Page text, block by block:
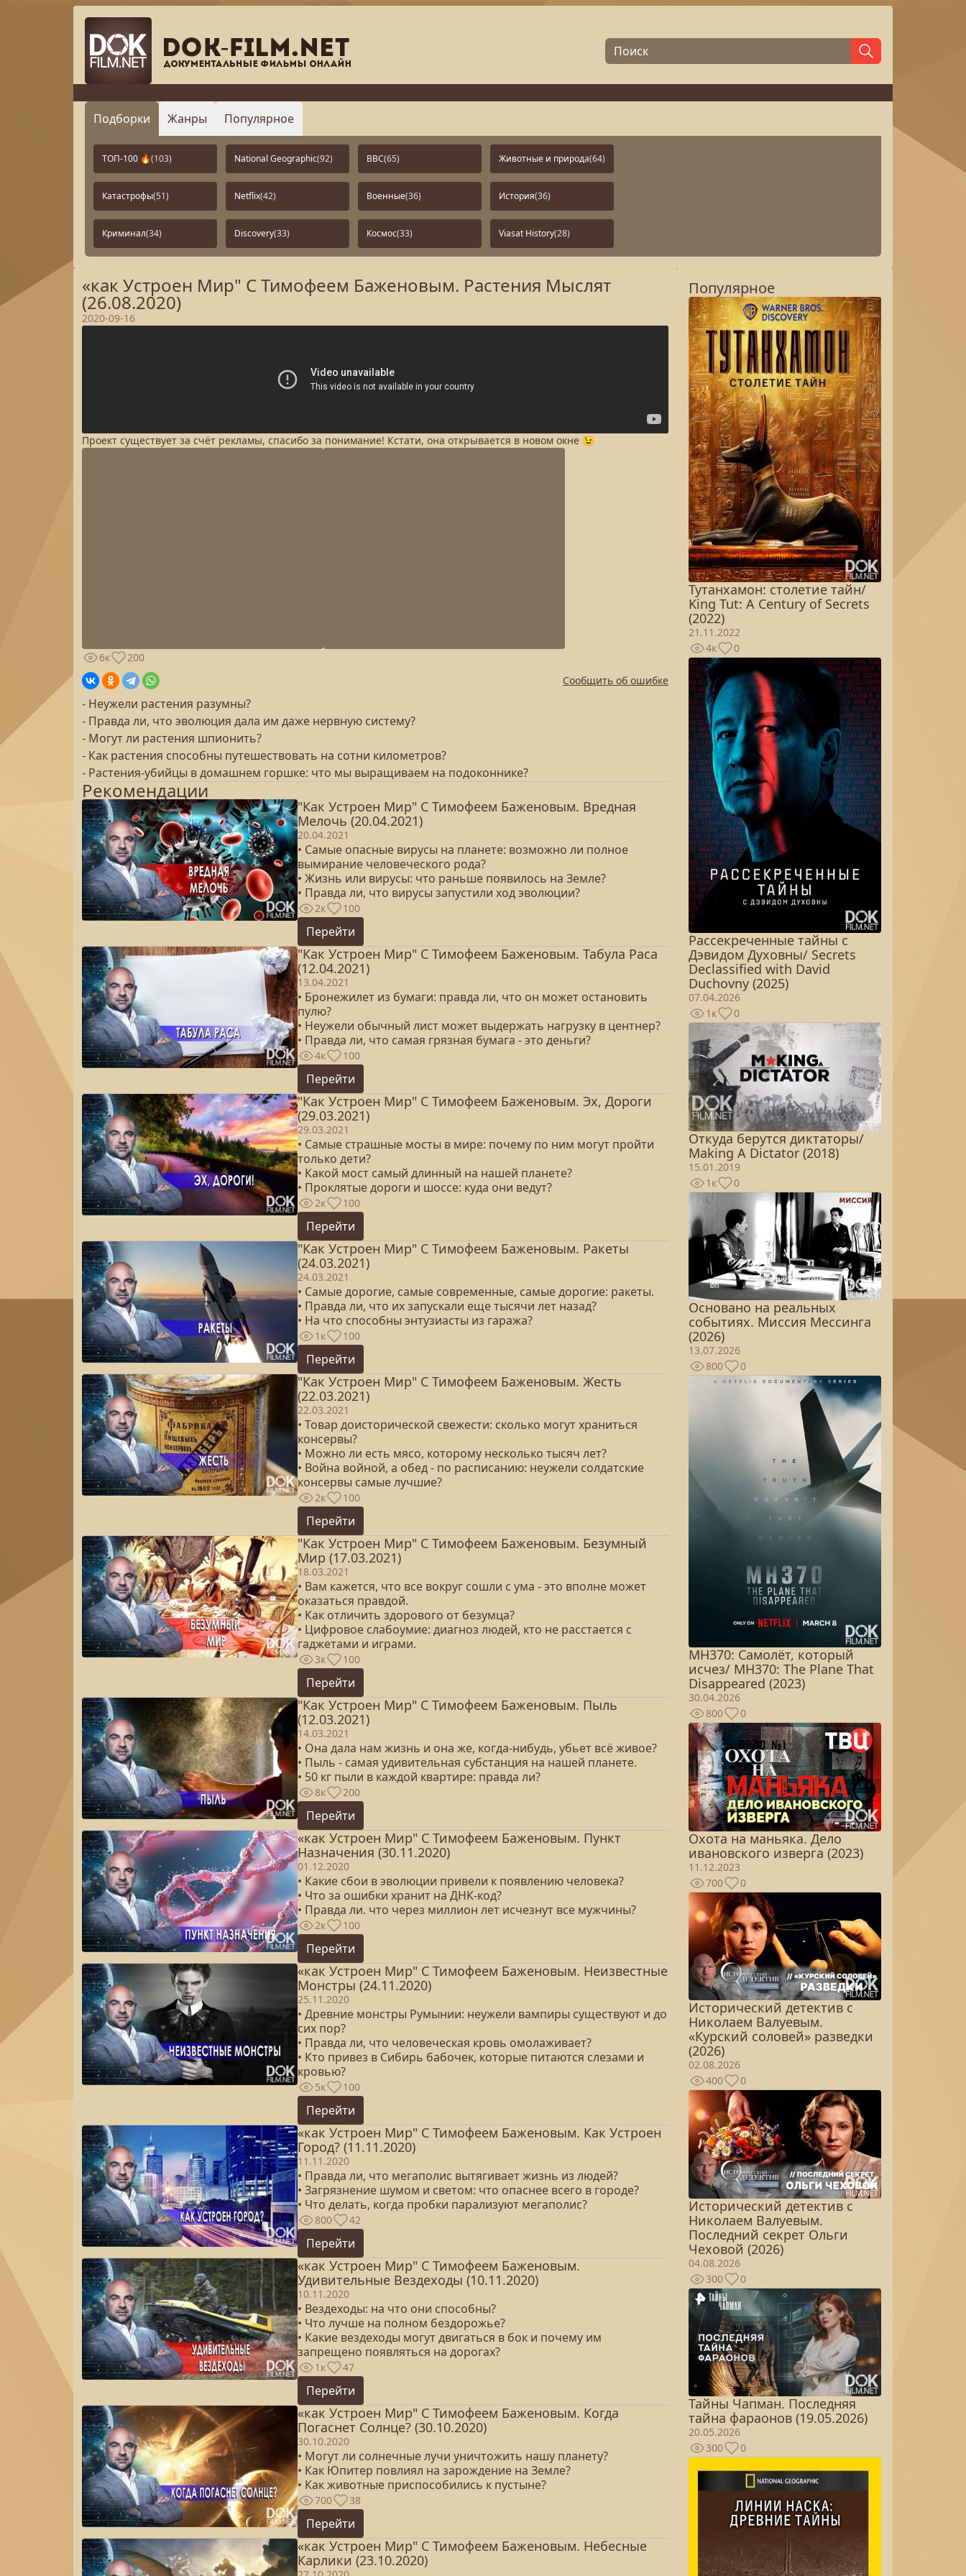
Подборки Жанры Популярное
ТОП-100 🔥(103) National Geographic(92) BBC(65) Животные и природа(64)
Катастрофы(51) Netflix(42) Военные(36) История(36)
Криминал(34) Discovery(33) Космос(33) Viasat History(28)
«как Устроен Мир" С Тимофеем Баженовым. Растения Мыслят
(26.08.2020)
2020-09-16
Проект существует за счёт рекламы, спасибо за понимание! Кстати, она открывается в новом окне 😉
6к
200
Сообщить об ошибке
- Неужели растения разумны?
- Правда ли, что эволюция дала им даже нервную систему?
- Могут ли растения шпионить?
- Как растения способны путешествовать на сотни километров?
- Растения-убийцы в домашнем горшке: что мы выращиваем на подоконнике?
Рекомендации
"Как Устроен Мир" С Тимофеем Баженовым. Вредная
Мелочь (20.04.2021)
20.04.2021
• Самые опасные вирусы на планете: возможно ли полное
вымирание человеческого рода?
• Жизнь или вирусы: что раньше появилось на Земле?
• Правда ли, что вирусы запустили ход эволюции?
2к 100
Перейти
"Как Устроен Мир" С Тимофеем Баженовым. Табула Раса
(12.04.2021)
13.04.2021
• Бронежилет из бумаги: правда ли, что он может остановить
пулю?
• Неужели обычный лист может выдержать нагрузку в центнер?
• Правда ли, что самая грязная бумага - это деньги?
4к 100
Перейти
"Как Устроен Мир" С Тимофеем Баженовым. Эх, Дороги
(29.03.2021)
29.03.2021
• Самые страшные мосты в мире: почему по ним могут пройти
только дети?
• Какой мост самый длинный на нашей планете?
• Проклятые дороги и шоссе: куда они ведут?
2к 100
Перейти
"Как Устроен Мир" С Тимофеем Баженовым. Ракеты
(24.03.2021)
24.03.2021
• Самые дорогие, самые современные, самые дорогие: ракеты.
• Правда ли, что их запускали еще тысячи лет назад?
• На что способны энтузиасты из гаража?
1к 100
Перейти
"Как Устроен Мир" С Тимофеем Баженовым. Жесть
(22.03.2021)
22.03.2021
• Товар доисторической свежести: сколько могут храниться
консервы?
• Можно ли есть мясо, которому несколько тысяч лет?
• Война войной, а обед - по расписанию: неужели солдатские
консервы самые лучшие?
2к 100
Перейти
"Как Устроен Мир" С Тимофеем Баженовым. Безумный
Мир (17.03.2021)
18.03.2021
• Вам кажется, что все вокруг сошли с ума - это вполне может
оказаться правдой.
• Как отличить здорового от безумца?
• Цифровое слабоумие: диагноз людей, кто не расстается с
гаджетами и играми.
3к 100
Перейти
"Как Устроен Мир" С Тимофеем Баженовым. Пыль
(12.03.2021)
14.03.2021
• Она дала нам жизнь и она же, когда-нибудь, убьет всё живое?
• Пыль - самая удивительная субстанция на нашей планете.
• 50 кг пыли в каждой квартире: правда ли?
8к 200
Перейти
«как Устроен Мир" С Тимофеем Баженовым. Пункт
Назначения (30.11.2020)
01.12.2020
• Какие сбои в эволюции привели к появлению человека?
• Что за ошибки хранит на ДНК-код?
• Правда ли. что через миллион лет исчезнут все мужчины?
2к 100
Перейти
«как Устроен Мир" С Тимофеем Баженовым. Неизвестные
Монстры (24.11.2020)
25.11.2020
• Древние монстры Румынии: неужели вампиры существуют и до
сих пор?
• Правда ли, что человеческая кровь омолаживает?
• Кто привез в Сибирь бабочек, которые питаются слезами и
кровью?
5к 100
Перейти
«как Устроен Мир" С Тимофеем Баженовым. Как Устроен
Город? (11.11.2020)
11.11.2020
• Правда ли, что мегаполис вытягивает жизнь из людей?
• Загрязнение шумом и светом: что опаснее всего в городе?
• Что делать, когда пробки парализуют мегаполис?
800 42
Перейти
«как Устроен Мир" С Тимофеем Баженовым.
Удивительные Вездеходы (10.11.2020)
10.11.2020
• Вездеходы: на что они способны?
• Что лучше на полном бездорожье?
• Какие вездеходы могут двигаться в бок и почему им
запрещено появляться на дорогах?
1к 47
Перейти
«как Устроен Мир" С Тимофеем Баженовым. Когда
Погаснет Солнце? (30.10.2020)
30.10.2020
• Могут ли солнечные лучи уничтожить нашу планету?
• Как Юпитер повлиял на зарождение на Земле?
• Как животные приспособились к пустыне?
700 38
Перейти
«как Устроен Мир" С Тимофеем Баженовым. Небесные
Карлики (23.10.2020)
Популярное
Тутанхамон: столетие тайн/
King Tut: A Century of Secrets
(2022)
21.11.2022
4к
0
Рассекреченные тайны с
Дэвидом Духовны/ Secrets
Declassified with David
Duchovny (2025)
07.04.2026
1к
0
Откуда берутся диктаторы/
Making A Dictator (2018)
15.01.2019
1к
0
Основано на реальных
событиях. Миссия Мессинга
(2026)
13.07.2026
800
0
MH370: Самолёт, который
исчез/ MH370: The Plane That
Disappeared (2023)
30.04.2026
800
0
Охота на маньяка. Дело
ивановского изверга (2023)
11.12.2023
700
0
Исторический детектив с
Николаем Валуевым.
«Курский соловей» разведки
(2026)
02.08.2026
400
0
Исторический детектив с
Николаем Валуевым.
Последний секрет Ольги
Чеховой (2026)
04.08.2026
300
0
Тайны Чапман. Последняя
тайна фараонов (19.05.2026)
20.05.2026
300
0